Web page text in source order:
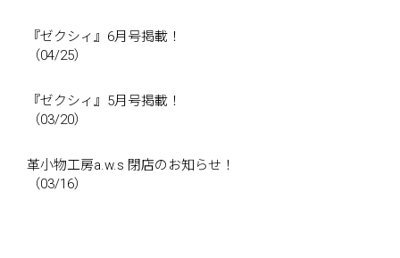
『ゼクシィ』6月号掲載！
（04/25）
『ゼクシィ』5月号掲載！
（03/20）
革小物工房a.w.s 閉店のお知らせ！
（03/16）